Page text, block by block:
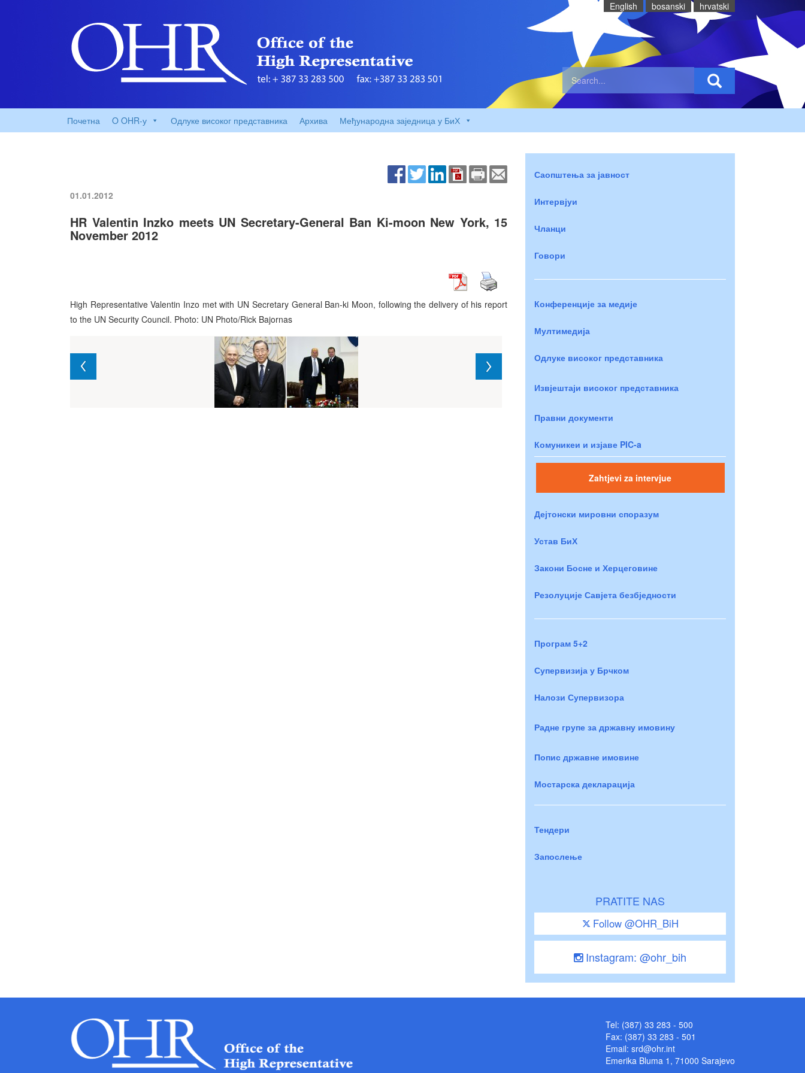
English bosanski hrvatski
Почетна O OHR-у Одлуке високог представника Архива Међународна заједница у БиХ
01.01.2012
HR Valentin Inzko meets UN Secretary-General Ban Ki-moon New York, 15
November 2012
High Representative Valentin Inzo met with UN Secretary General Ban-ki Moon, following the delivery of his report
to the UN Security Council. Photo: UN Photo/Rick Bajornas
Саопштења за јавност
Интервјуи
Чланци
Говори
Конференције за медије
Мултимедија
Одлуке високог представника
Извјештаји високог представника
Правни документи
Комуникеи и изјаве PIC-a
Zahtjevi za intervjue
Дејтонски мировни споразум
Устав БиХ
Закони Босне и Херцеговине
Резолуције Савјета безбједности
Програм 5+2
Супервизија у Брчком
Налози Супервизора
Радне групе за државну имовину
Попис државне имовине
Мостарска декларација
Тендери
Запослење
PRATITE NAS
Follow @OHR_BiH
Instagram: @ohr_bih
Tel: (387) 33 283 - 500
Fax: (387) 33 283 - 501
Email: srd@ohr.int
Emerika Bluma 1, 71000 Sarajevo